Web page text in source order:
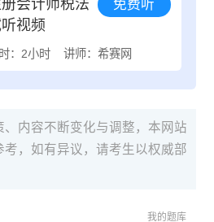
会计师税法
视频
免费听
：2小时 讲师：希赛网
内容不断变化与调整，本网站
，如有异议，请考生以权威部
我的题库